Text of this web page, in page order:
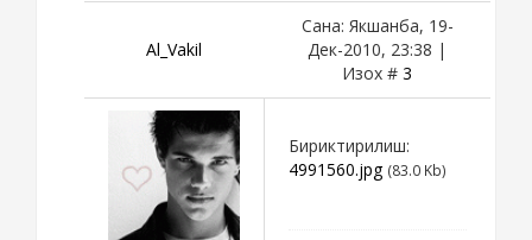
Al_Vakil
Сана: Якшанба, 19-
Дек-2010, 23:38 |
Изох # 3
Бириктирилиш:
4991560.jpg (83.0 Kb)